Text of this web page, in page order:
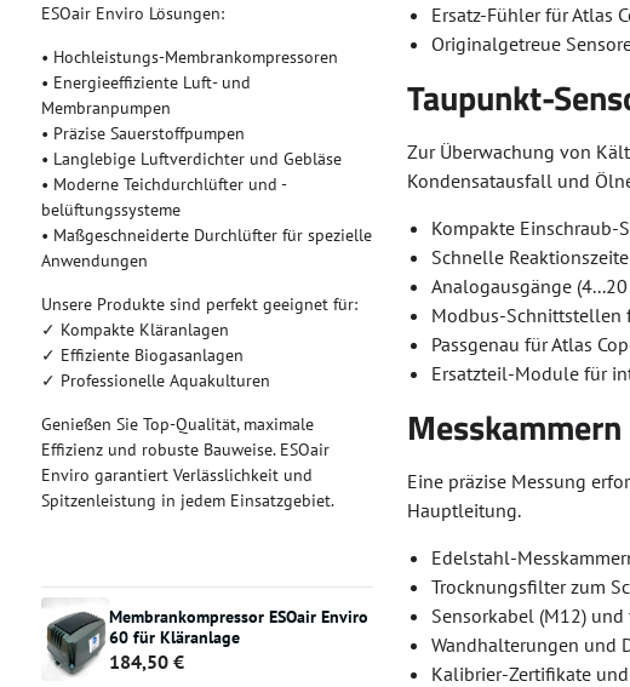
Ersatz-Fühler für Atlas
Originalgetreue
Taupunkt-
Zur Überwachung von
Kondensatausfall und
Kompakte Einschraub-
Schnelle
Analogausgänge
Modbus-Schnittstellen
Passgenau für Atlas
Ersatzteil-Module für
Eine präzise Messung
Hauptleitung.
Edelstahl-
Trocknungsfilter zum
Sensorkabel (M12)
Wandhalterungen und
Kalibrier-Zertifikate und
ESOair Enviro Lösungen:
• Hochleistungs-Membrankompressoren
• Energieeffiziente Luft- und
Membranpumpen
• Präzise Sauerstoffpumpen
• Langlebige Luftverdichter und Gebläse
• Moderne Teichdurchlüfter und -
belüftungssysteme
• Maßgeschneiderte Durchlüfter für spezielle
Anwendungen
Unsere Produkte sind perfekt geeignet für:
✓ Kompakte Kläranlagen
✓ Effiziente Biogasanlagen
✓ Professionelle Aquakulturen
Genießen Sie Top-Qualität, maximale
Effizienz und robuste Bauweise. ESOair
Enviro garantiert Verlässlichkeit und
Spitzenleistung in jedem Einsatzgebiet.
Membrankompressor ESOair Enviro
60 für Kläranlage
184,50 €